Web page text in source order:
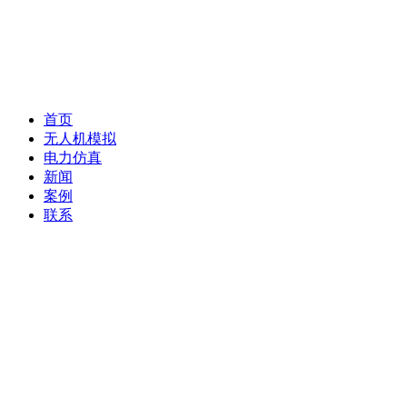
首页
无人机模拟
电力仿真
新闻
案例
联系